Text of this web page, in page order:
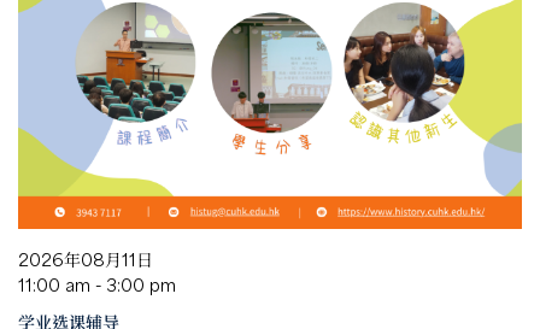
2026年08月11日
11:00 am - 3:00 pm
学业选课辅导